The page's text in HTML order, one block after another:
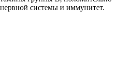
системы и иммунитет.